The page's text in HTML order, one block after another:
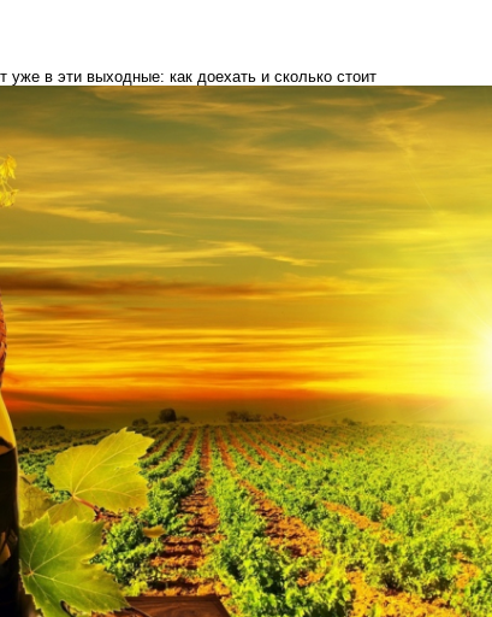
в эти выходные: как доехать и сколько стоит